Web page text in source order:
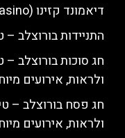
דיאמונד קזינו (Diamond Casino) ורוצלב
התניידות בורוצלב
חג סוכות בורוצלב
ולראות, אירועים
חג פסח בורוצלב –
ולראות, אירועים